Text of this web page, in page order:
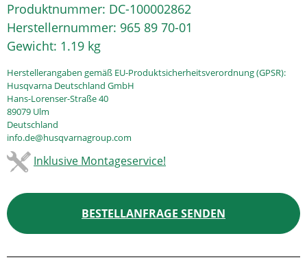
Produktnummer: DC-100002862
Herstellernummer: 965 89 70-01
Gewicht: 1.19 kg
Herstellerangaben gemäß EU-Produktsicherheitsverordnung (GPSR):
Husqvarna Deutschland GmbH
Hans-Lorenser-Straße 40
89079 Ulm
Deutschland
info.de@husqvarnagroup.com
Inklusive Montageservice!
BESTELLANFRAGE SENDEN